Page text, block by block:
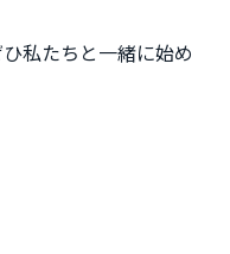
私たちと一緒に始め